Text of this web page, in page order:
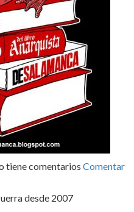
tiene comentarios Comentar
desde 2007